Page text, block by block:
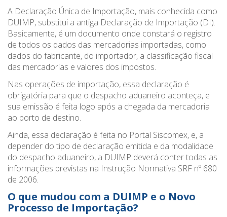
A Declaração Única de Importação, mais conhecida como
DUIMP, substitui a antiga Declaração de Importação (DI).
Basicamente, é um documento onde constará o registro
de todos os dados das mercadorias importadas, como
dados do fabricante, do importador, a classificação fiscal
das mercadorias e valores dos impostos.
Nas operações de importação, essa declaração é
obrigatória para que o despacho aduaneiro aconteça, e
sua emissão é feita logo após a chegada da mercadoria
ao porto de destino.
Ainda, essa declaração é feita no Portal Siscomex, e, a
depender do tipo de declaração emitida e da modalidade
do despacho aduaneiro, a DUIMP deverá conter todas as
informações previstas na Instrução Normativa SRF nº 680
de 2006.
O que mudou com a DUIMP e o Novo
Processo de Importação?